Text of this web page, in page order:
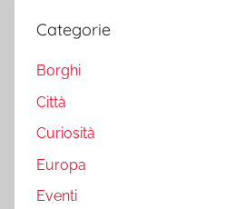
Categorie
Borghi
Città
Curiosità
Europa
Eventi